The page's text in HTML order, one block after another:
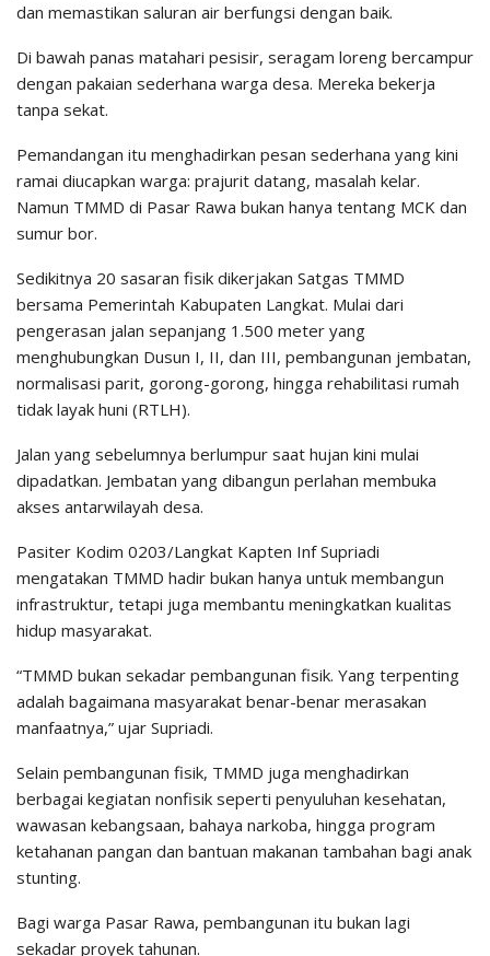
dan memastikan saluran air berfungsi dengan baik.
Di bawah panas matahari pesisir, seragam loreng bercampur
dengan pakaian sederhana warga desa. Mereka bekerja
tanpa sekat.
Pemandangan itu menghadirkan pesan sederhana yang kini
ramai diucapkan warga: prajurit datang, masalah kelar.
Namun TMMD di Pasar Rawa bukan hanya tentang MCK dan
sumur bor.
Sedikitnya 20 sasaran fisik dikerjakan Satgas TMMD
bersama Pemerintah Kabupaten Langkat. Mulai dari
pengerasan jalan sepanjang 1.500 meter yang
menghubungkan Dusun I, II, dan III, pembangunan jembatan,
normalisasi parit, gorong-gorong, hingga rehabilitasi rumah
tidak layak huni (RTLH).
Jalan yang sebelumnya berlumpur saat hujan kini mulai
dipadatkan. Jembatan yang dibangun perlahan membuka
akses antarwilayah desa.
Pasiter Kodim 0203/Langkat Kapten Inf Supriadi
mengatakan TMMD hadir bukan hanya untuk membangun
infrastruktur, tetapi juga membantu meningkatkan kualitas
hidup masyarakat.
“TMMD bukan sekadar pembangunan fisik. Yang terpenting
adalah bagaimana masyarakat benar-benar merasakan
manfaatnya,” ujar Supriadi.
Selain pembangunan fisik, TMMD juga menghadirkan
berbagai kegiatan nonfisik seperti penyuluhan kesehatan,
wawasan kebangsaan, bahaya narkoba, hingga program
ketahanan pangan dan bantuan makanan tambahan bagi anak
stunting.
Bagi warga Pasar Rawa, pembangunan itu bukan lagi
sekadar proyek tahunan.